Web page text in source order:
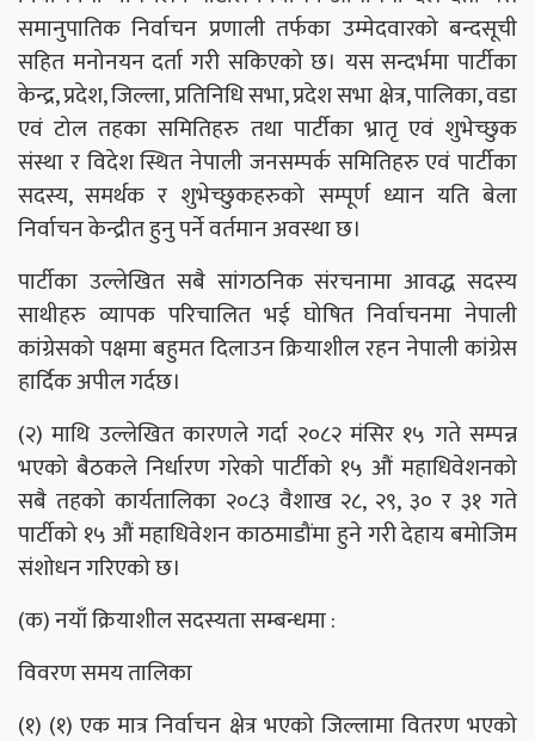
समानुपातिक निर्वाचन प्रणाली तर्फका उम्मेदवारको बन्दसूची
सहित मनोनयन दर्ता गरी सकिएको छ। यस सन्दर्भमा पार्टीका
केन्द्र, प्रदेश, जिल्ला, प्रतिनिधि सभा, प्रदेश सभा क्षेत्र, पालिका, वडा
एवं टोल तहका समितिहरु तथा पार्टीका भ्रातृ एवं शुभेच्छुक
संस्था र विदेश स्थित नेपाली जनसम्पर्क समितिहरु एवं पार्टीका
सदस्य, समर्थक र शुभेच्छुकहरुको सम्पूर्ण ध्यान यति बेला
निर्वाचन केन्द्रीत हुनु पर्ने वर्तमान अवस्था छ।
पार्टीका उल्लेखित सबै सांगठनिक संरचनामा आवद्ध सदस्य
साथीहरु व्यापक परिचालित भई घोषित निर्वाचनमा नेपाली
कांग्रेसको पक्षमा बहुमत दिलाउन क्रियाशील रहन नेपाली कांग्रेस
हार्दिक अपील गर्दछ।
(२) माथि उल्लेखित कारणले गर्दा २०८२ मंसिर १५ गते सम्पन्न
भएको बैठकले निर्धारण गरेको पार्टीको १५ औं महाधिवेशनको
सबै तहको कार्यतालिका २०८३ वैशाख २८, २९, ३० र ३१ गते
पार्टीको १५ औं महाधिवेशन काठमाडौंमा हुने गरी देहाय बमोजिम
संशोधन गरिएको छ।
(क) नयाँ क्रियाशील सदस्यता सम्बन्धमा :
विवरण समय तालिका
(१) (१) एक मात्र निर्वाचन क्षेत्र भएको जिल्लामा वितरण भएको